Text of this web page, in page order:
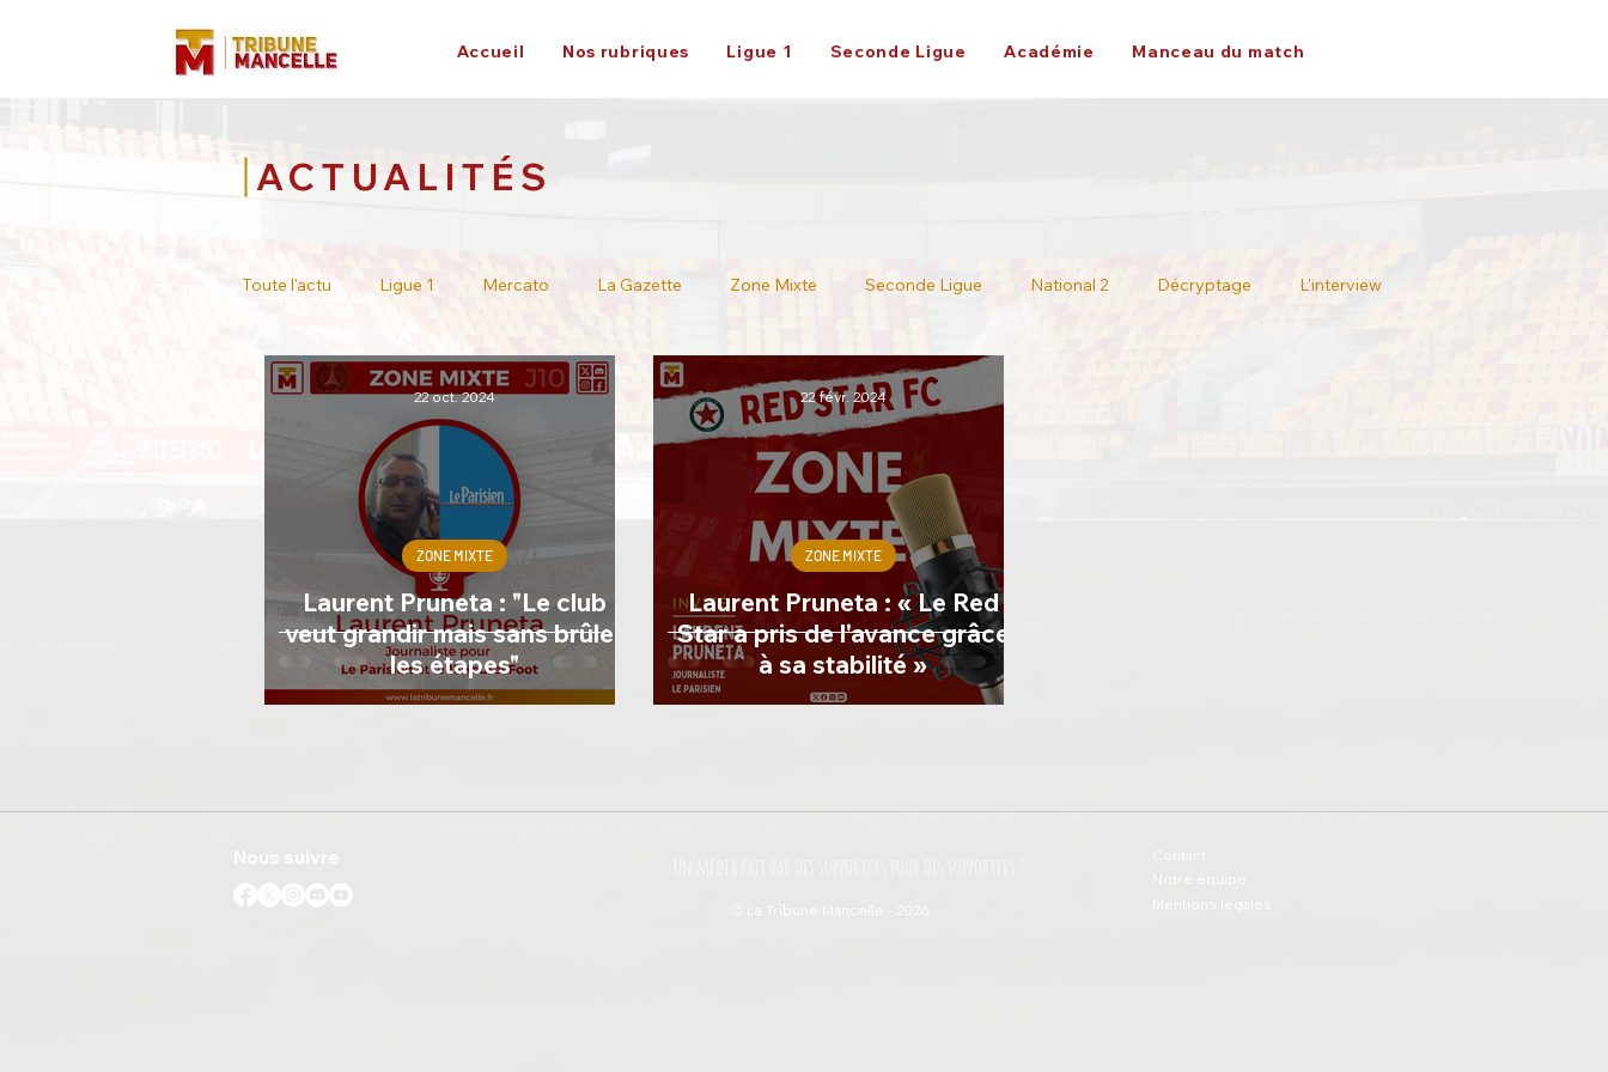
Accueil Nos rubriques Ligue 1 Seconde Ligue Académie Manceau du match
ACTUALITÉS
Toute l'actu Ligue 1 Mercato La Gazette Zone Mixte Seconde Ligue National 2 Décryptage L'interview
Tour de France Académie Ligue 2
Laurent Pruneta : "Le club
veut grandir mais sans brûler
les étapes"
ZONE MIXTE
22 oct. 2024
Laurent Pruneta : « Le Red
Star a pris de l'avance grâce
à sa stabilité »
ZONE MIXTE
22 févr. 2024
Ⓒ La Tribune Mancelle - 2026
Notre équipe